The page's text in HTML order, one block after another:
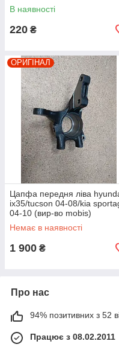
В наявності
220 ₴
ОРИГІНАЛ
Цапфа передня ліва
ix35/tucson 04-08/kia
04-10 (вир-во mobis)
Немає в наявності
1 900 ₴
Про нас
94% позитивних з 52
Працює з 08.02.2011